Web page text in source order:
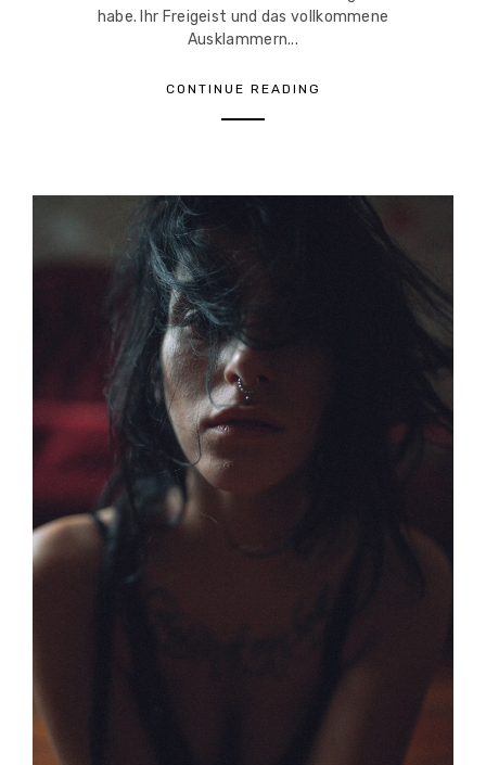
habe. Ihr Freigeist und das vollkommene
Ausklammern...
CONTINUE READING